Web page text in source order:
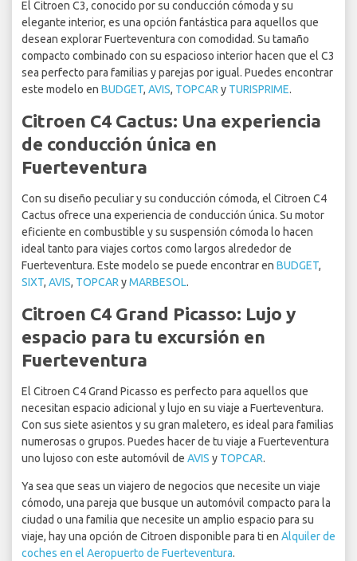
El Citroen C3, conocido por su conducción cómoda y su
elegante interior, es una opción fantástica para aquellos que
desean explorar Fuerteventura con comodidad. Su tamaño
compacto combinado con su espacioso interior hacen que el C3
sea perfecto para familias y parejas por igual. Puedes encontrar
este modelo en BUDGET, AVIS, TOPCAR y TURISPRIME.
Citroen C4 Cactus: Una experiencia
de conducción única en
Fuerteventura
Con su diseño peculiar y su conducción cómoda, el Citroen C4
Cactus ofrece una experiencia de conducción única. Su motor
eficiente en combustible y su suspensión cómoda lo hacen
ideal tanto para viajes cortos como largos alrededor de
Fuerteventura. Este modelo se puede encontrar en BUDGET,
SIXT, AVIS, TOPCAR yMARBESOL.
Citroen C4 Grand Picasso: Lujo y
espacio para tu excursión en
Fuerteventura
El Citroen C4 Grand Picasso es perfecto para aquellos que
necesitan espacio adicional y lujo en su viaje a Fuerteventura.
Con sus siete asientos y su gran maletero, es ideal para familias
numerosas o grupos. Puedes hacer de tu viaje a Fuerteventura
uno lujoso con este automóvil de AVIS y TOPCAR.
Ya sea que seas un viajero de negocios que necesite un viaje
cómodo, una pareja que busque un automóvil compacto para la
ciudad o una familia que necesite un amplio espacio para su
viaje, hay una opción de Citroen disponible para ti en Alquiler de
coches en el Aeropuerto de Fuerteventura.